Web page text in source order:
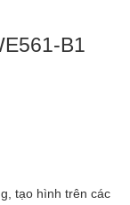
B1
tạo hình trên các